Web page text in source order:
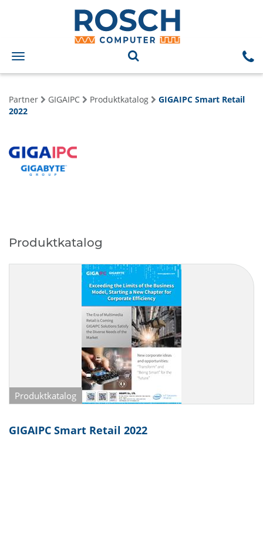
Toggle
navigation
Partner GIGAIPC Produktkatalog
GIGAIPC Smart Retail
2022
Produktkatalog
Produktkatalog
GIGAIPC Smart Retail 2022